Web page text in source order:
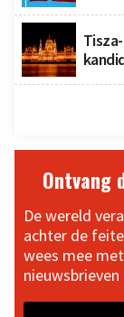
Ontvang
De wereld
achter de
wees mee